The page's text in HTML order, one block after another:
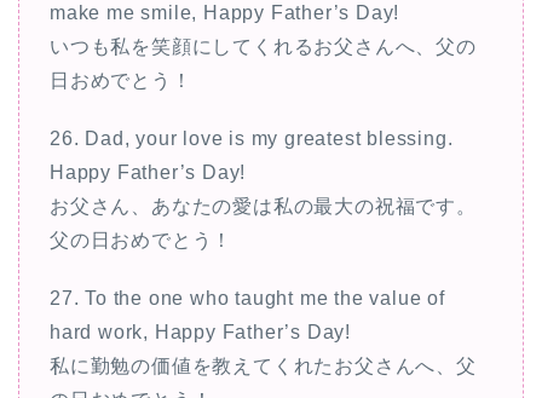
make me smile, Happy Father’s Day!
いつも私を笑顔にしてくれるお父さんへ、父の
日おめでとう！
26. Dad, your love is my greatest blessing.
Happy Father’s Day!
お父さん、あなたの愛は私の最大の祝福です。
父の日おめでとう！
27. To the one who taught me the value of
hard work, Happy Father’s Day!
私に勤勉の価値を教えてくれたお父さんへ、父